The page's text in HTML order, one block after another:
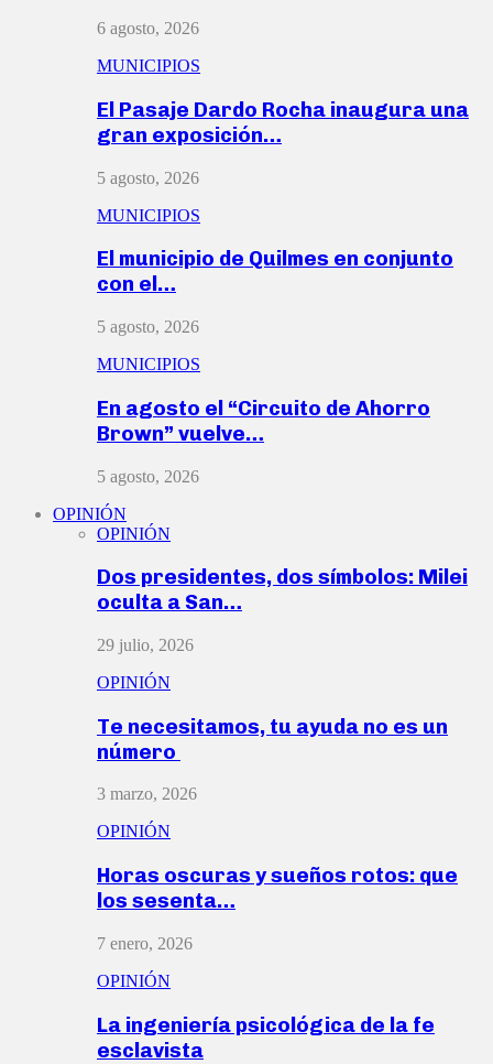
6 agosto, 2026
MUNICIPIOS
El Pasaje Dardo Rocha inaugura una
gran exposición…
5 agosto, 2026
MUNICIPIOS
El municipio de Quilmes en conjunto
con el…
5 agosto, 2026
MUNICIPIOS
En agosto el “Circuito de Ahorro
Brown” vuelve…
5 agosto, 2026
OPINIÓN
OPINIÓN
Dos presidentes, dos símbolos: Milei
oculta a San…
29 julio, 2026
OPINIÓN
Te necesitamos, tu ayuda no es un
número
3 marzo, 2026
OPINIÓN
Horas oscuras y sueños rotos: que
los sesenta…
7 enero, 2026
OPINIÓN
La ingeniería psicológica de la fe
esclavista